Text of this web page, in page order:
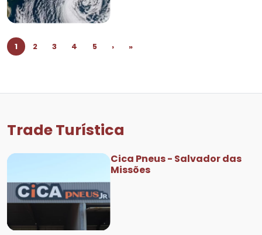
1 2 3 4 5 › »
Trade Turística
Cica Pneus - Salvador das
Missões